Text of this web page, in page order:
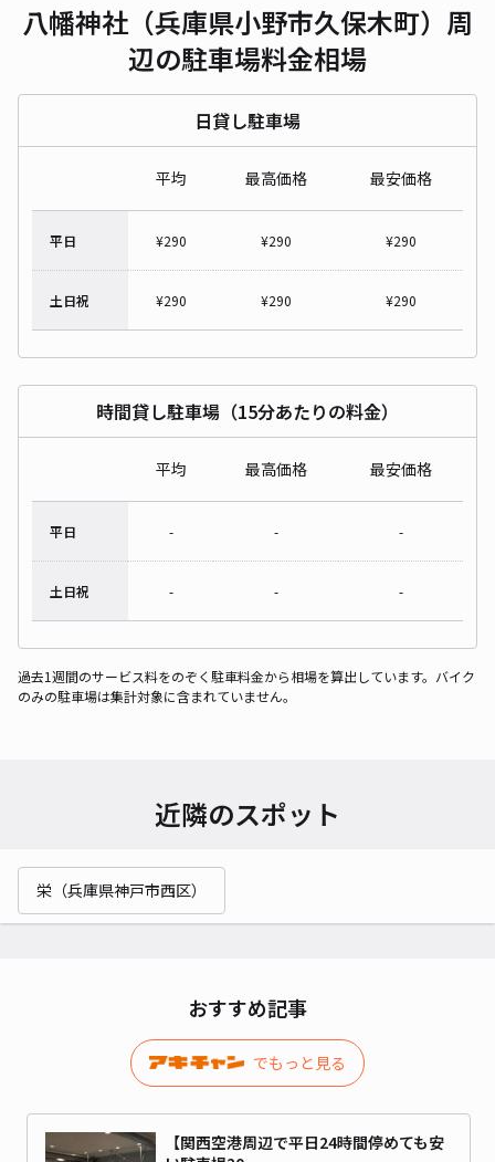
八幡神社（兵庫県小野市久保木町）周
辺の駐車場料金相場
日貸し駐車場
平均 最高価格 最安価格
平日 ¥290 ¥290 ¥290
土日祝 ¥290 ¥290 ¥290
時間貸し駐車場（15分あたりの料金）
平均 最高価格 最安価格
平日 - - -
土日祝 - - -
過去1週間のサービス料をのぞく駐車料金から相場を算出しています。バイク
のみの駐車場は集計対象に含まれていません。
近隣のスポット
栄（兵庫県神戸市西区）
おすすめ記事
でもっと見る
【関西空港周辺で平日24時間停めても安